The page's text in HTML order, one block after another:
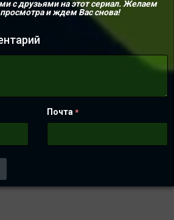
с друзьями на этот сериал. Желаем
и ждем Вас снова!
Почта *